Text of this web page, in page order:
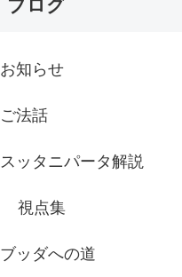
ブログ
お知らせ
ご法話
スッタニパータ解説
視点集
ブッダへの道